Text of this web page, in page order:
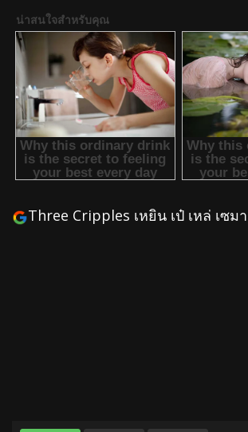
Three Cripples เหยิน เป๋ เหล่ เซม